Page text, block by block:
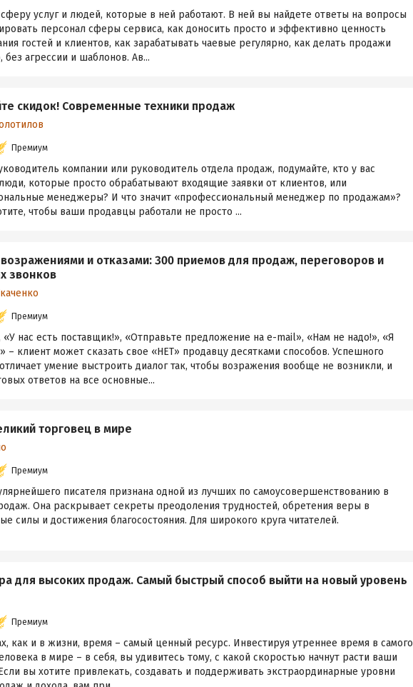
услуг и людей, которые в ней работают. В ней вы найдете ответы на вопросы
персонал сферы сервиса, как доносить просто и эффективно ценность
гостей и клиентов, как зарабатывать чаевые регулярно, как делать продажи
без агрессии и шаблонов. Ав...
скидок! Современные техники продаж
Премиум
компании или руководитель отдела продаж, подумайте, кто у вас
которые просто обрабатывают входящие заявки от клиентов, или
менеджеры? И что значит «профессиональный менеджер по продажам»?
чтобы ваши продавцы работали не просто ...
возражениями и отказами: 300 приемов для продаж, переговоров и
звонков
Премиум
«У нас есть поставщик!», «Отправьте предложение на e-mail», «Нам не надо!», «Я
– клиент может сказать свое «НЕТ» продавцу десятками способов. Успешного
умение выстроить диалог так, чтобы возражения вообще не возникли, и
ответов на все основные...
торговец в мире
Премиум
писателя признана одной из лучших по самоусовершенствованию в
Она раскрывает секреты преодоления трудностей, обретения веры в
силы и достижения благосостояния. Для широкого круга читателей.
для высоких продаж. Самый быстрый способ выйти на новый уровень
Премиум
как и в жизни, время – самый ценный ресурс. Инвестируя утреннее время в самого
в мире – в себя, вы удивитесь тому, с какой скоростью начнут расти ваши
вы хотите привлекать, создавать и поддерживать экстраординарные уровни